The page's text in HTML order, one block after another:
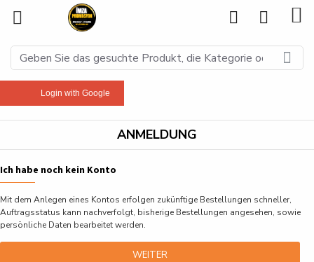
Login with Google
ANMELDUNG
Ich habe noch kein Konto
Mit dem Anlegen eines Kontos erfolgen zukünftige Bestellungen schneller,
Auftragsstatus kann nachverfolgt, bisherige Bestellungen angesehen, sowie
persönliche Daten bearbeitet werden.
WEITER